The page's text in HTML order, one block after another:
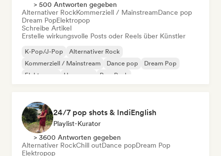
> 500 Antworten gegeben
Alternativer RockKommerziell / MainstreamDance pop
Dream PopElektropop
Schreibe Artikel
Erstelle wirkungsvolle Posts oder Reels über Künstler
K-Pop/J-Pop
Alternativer Rock
Kommerziell / Mainstream
Dance pop
Dream Pop
Elektropop
Hyperpop Pop-Punk
24/7 pop shots & IndiEnglish
Playlist-Kurator
> 3600 Antworten gegeben
Alternativer RockChill outDance popDream Pop
Elektropop